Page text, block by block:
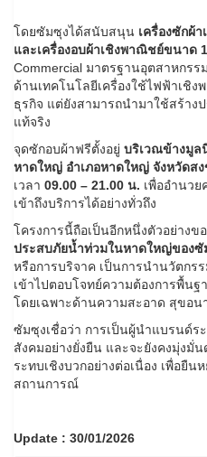
โดยซัมซุงได้สนับสนุน เครื่องซักผ้
และเครื่องอบผ้าเชิงพาณิชย์ขนาด
Commercial มาตรฐานอุตสาหกร
ด้านเทคโนโลยีเครื่องใช้ไฟฟ้าเชิ
ธุรกิจ แต่ยังสามารถนำมาใช้สร้าง
แท้จริง
จุดซักอบผ้าฟรีตั้งอยู่ บริเวณข้างมูล
หาดใหญ่ อำเภอหาดใหญ่ จังหวัดส
เวลา 09.00 – 21.00 น. เพื่ออำนว
เข้าถึงบริการได้อย่างทั่วถึง
โครงการนี้ถือเป็นอีกหนึ่งตัวอย่างข
ประสบภัยน้ำท่วมในหาดใหญ่ของซั
หรือการบริจาค เป็นการนำนวัตกร
เข้าไปตอบโจทย์ความต้องการพื้น
โดยเฉพาะด้านความสะอาด สุขอ
ซัมซุงเชื่อว่า การเป็นผู้นำแบรนด์ร
สังคมอย่างยั่งยืน และจะยังคงมุ่งมั่
ระทบเชิงบวกอย่างต่อเนื่อง เพื่อยืน
สถานการณ์
Update : 30/01/2026